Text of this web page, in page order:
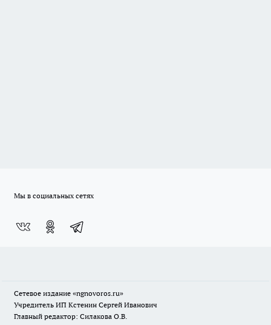
Мы в социальных сетях
Сетевое издание «ngnovoros.ru»
Учредитель ИП Кстенин Сергей Иванович
Главный редактор: Силакова О.В.